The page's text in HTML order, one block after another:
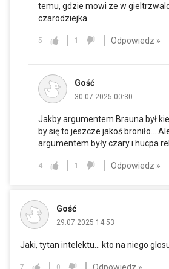
temu, gdzie mowi ze w
czarodziejka.
5 1 Odpowiedz »
Gość
30.07.2025 00:30
Jakby argumentem Brauna był
by się to jeszcze jakoś broniło...
argumentem były czary i hucpa
4 1 Odpowiedz »
Gość
29.07.2025 14:53
Jaki, tytan intelektu... kto na niego